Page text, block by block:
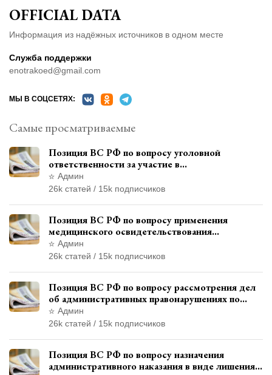
OFFICIAL DATA
Информация из надёжных источников в одном месте
Служба поддержки
enotrakoed@gmail.com
МЫ В СОЦСЕТЯХ:
Самые просматриваемые
Позиция ВС РФ по вопросу уголовной
ответственности за участие в
террористической организации до
официального признания
Админ
26k статей / 15k подписчиков
Позиция ВС РФ по вопросу применения
медицинского освидетельствования
военнослужащих при увольнении с военной
службы
Админ
26k статей / 15k подписчиков
Позиция ВС РФ по вопросу рассмотрения дел
об административных правонарушениях по
месту жительства и сроков давности
привлечения к ответственности
Админ
26k статей / 15k подписчиков
Позиция ВС РФ по вопросу назначения
административного наказания в виде лишения